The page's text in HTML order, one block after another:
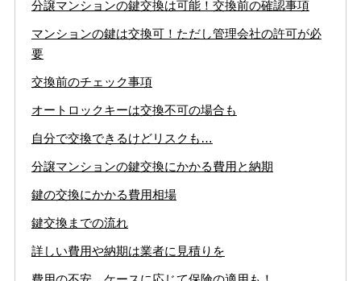
分譲マンションの鍵交換は可能！交換前の確認事項
マンションの鍵は交換可！ただし管理会社の許可が必
要
交換前のチェック事項
オートロックキーは交換不可の場合も
自分で交換できるけどリスクも…
分譲マンションの鍵交換にかかる費用と納期
鍵の交換にかかる費用相場
鍵交換までの流れ
詳しい費用や納期は業者に見積りを